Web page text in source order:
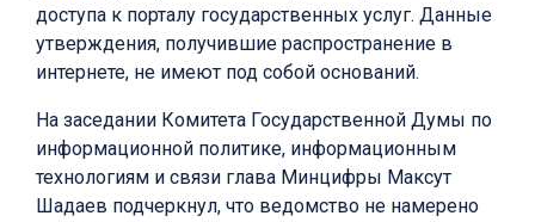
доступа к порталу государственных услуг. Данные
утверждения, получившие распространение в
интернете, не имеют под собой оснований.
На заседании Комитета Государственной Думы по
информационной политике, информационным
технологиям и связи глава Минцифры Максут
Шадаев подчеркнул, что ведомство не намерено